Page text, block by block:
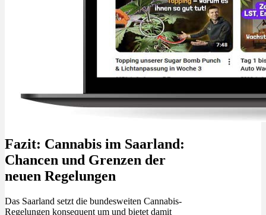
Fazit: Cannabis im Saarland:
Chancen und Grenzen der
neuen Regelungen
Das Saarland setzt die bundesweiten Cannabis-
Regelungen konsequent um und bietet damit